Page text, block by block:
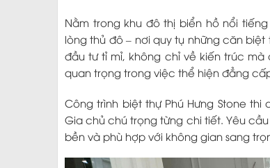
Nằm trong khu đô thị biển hồ nổi
lòng thủ đô – nơi quy tụ những căn
đầu tư tỉ mỉ, không chỉ về kiến trúc
quan trọng trong việc thể hiện đẳng
Công trình biệt thự Phú Hưng Stone
Gia chủ chú trọng từng chi tiết. Yêu
bền và phù hợp với không gian sang